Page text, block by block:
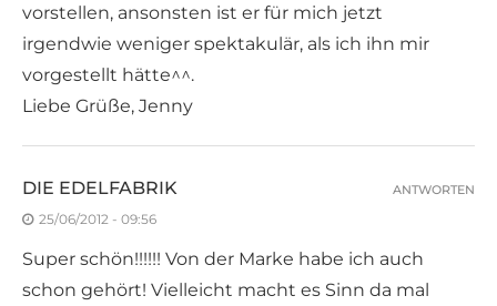
vorstellen, ansonsten ist er für mich jetzt
irgendwie weniger spektakulär, als ich ihn mir
vorgestellt hätte^^.
Liebe Grüße, Jenny
DIE EDELFABRIK
25/06/2012 - 09:56
Super schön!!!!!! Von der Marke habe ich auch
schon gehört! Vielleicht macht es Sinn da mal
ANTWORTEN